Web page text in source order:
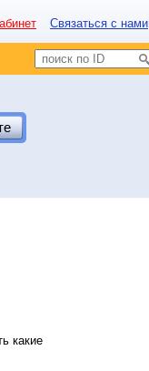
Связаться с нами
какие